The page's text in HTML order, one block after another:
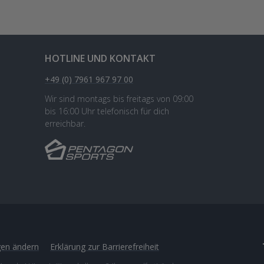
HOTLINE UND KONTAKT
+49 (0) 7961 967 97 00
Wir sind montags bis freitags von 09:00
bis 16:00 Uhr telefonisch für dich
erreichbar.
ändern Erklärung zur Barrierefreiheit